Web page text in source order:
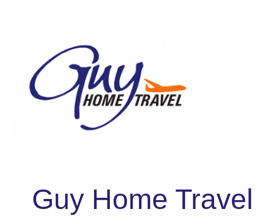
Guy Home Travel